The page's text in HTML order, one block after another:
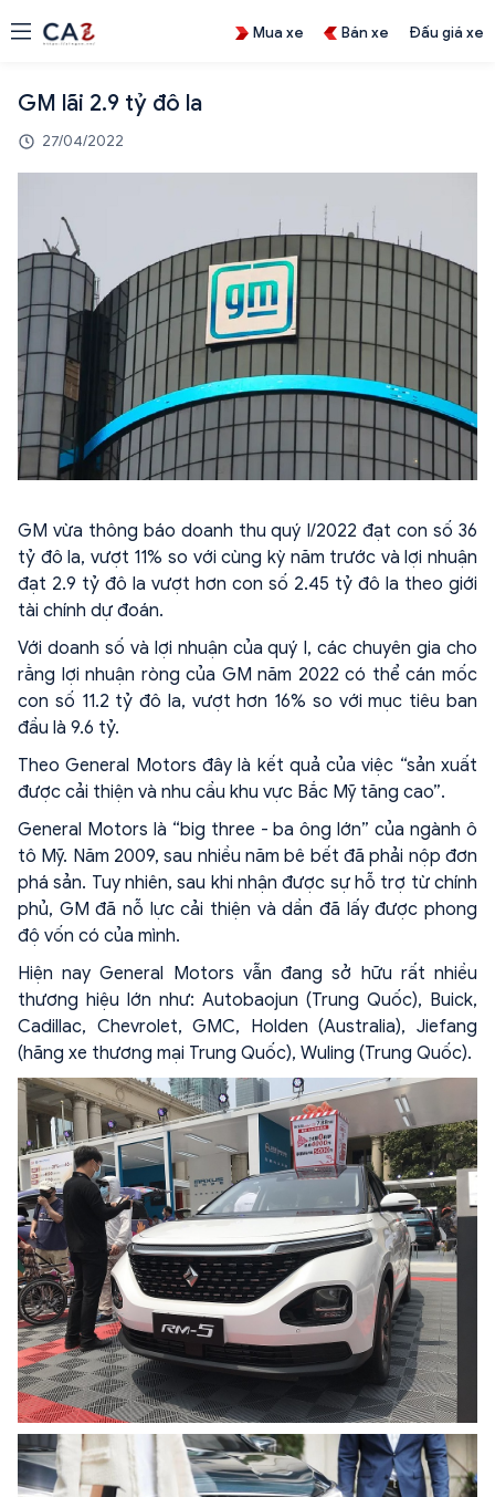
Mua xe Bán xe Đấu giá xe
GM lãi 2.9 tỷ đô la
27/04/2022
GM vừa thông báo doanh thu quý I/2022 đạt con số 36
tỷ đô la, vượt 11% so với cùng kỳ năm trước và lợi nhuận
đạt 2.9 tỷ đô la vượt hơn con số 2.45 tỷ đô la theo giới
tài chính dự đoán.
Với doanh số và lợi nhuận của quý I, các chuyên gia cho
rằng lợi nhuận ròng của GM năm 2022 có thể cán mốc
con số 11.2 tỷ đô la, vượt hơn 16% so với mục tiêu ban
đầu là 9.6 tỷ.
Theo General Motors đây là kết quả của việc “sản xuất
được cải thiện và nhu cầu khu vực Bắc Mỹ tăng cao”.
General Motors là “big three - ba ông lớn” của ngành ô
tô Mỹ. Năm 2009, sau nhiều năm bê bết đã phải nộp đơn
phá sản. Tuy nhiên, sau khi nhận được sự hỗ trợ từ chính
phủ, GM đã nỗ lực cải thiện và dần đã lấy được phong
độ vốn có của mình.
Hiện nay General Motors vẫn đang sở hữu rất nhiều
thương hiệu lớn như: Autobaojun (Trung Quốc), Buick,
Cadillac, Chevrolet, GMC, Holden (Australia), Jiefang
(hãng xe thương mại Trung Quốc), Wuling (Trung Quốc).